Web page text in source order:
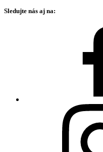
Sledujte nás aj na: